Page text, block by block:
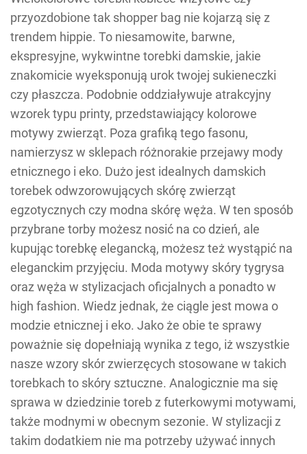
przyozdobione tak shopper bag nie kojarzą się z
trendem hippie. To niesamowite, barwne,
ekspresyjne, wykwintne torebki damskie, jakie
znakomicie wyeksponują urok twojej sukieneczki
czy płaszcza. Podobnie oddziaływuje atrakcyjny
wzorek typu printy, przedstawiający kolorowe
motywy zwierząt. Poza grafiką tego fasonu,
namierzysz w sklepach różnorakie przejawy mody
etnicznego i eko. Dużo jest idealnych damskich
torebek odwzorowujących skórę zwierząt
egzotycznych czy modna skórę węża. W ten sposób
przybrane torby możesz nosić na co dzień, ale
kupując torebkę elegancką, możesz też wystąpić na
eleganckim przyjęciu. Moda motywy skóry tygrysa
oraz węża w stylizacjach oficjalnych a ponadto w
high fashion. Wiedz jednak, że ciągle jest mowa o
modzie etnicznej i eko. Jako że obie te sprawy
poważnie się dopełniają wynika z tego, iż wszystkie
nasze wzory skór zwierzęcych stosowane w takich
torebkach to skóry sztuczne. Analogicznie ma się
sprawa w dziedzinie toreb z futerkowymi motywami,
także modnymi w obecnym sezonie. W stylizacji z
takim dodatkiem nie ma potrzeby używać innych